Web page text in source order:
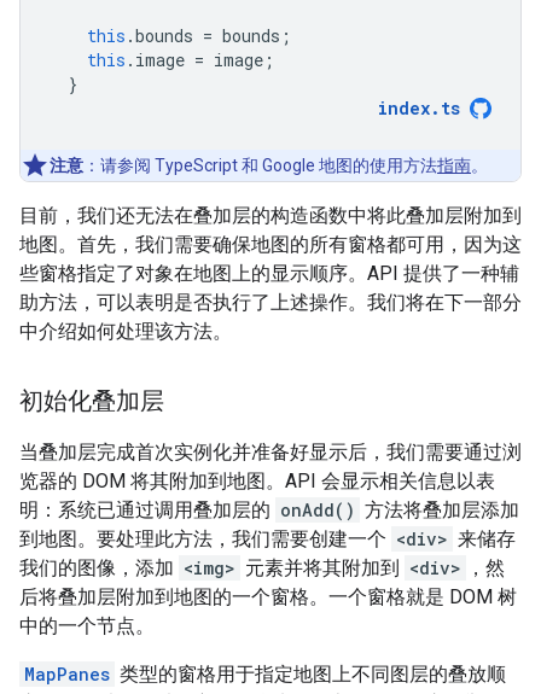
this .bounds = bounds ;
this . image = image ;
}
index. ts
注意 ：请参阅 TypeScript 和 Google 地图的使用方法指南。
目前，我们还无法在叠加层的构造函数中将此叠加层附加到
地图。首先，我们需要确保地图的所有窗格都可用，因为这
些窗格指定了对象在地图上的显示顺序。API 提供了一种辅
助方法，可以表明是否执行了上述操作。我们将在下一部分
中介绍如何处理该方法。
初始化叠加层
当叠加层完成首次实例化并准备好显示后，我们需要通过浏
览器的 DOM 将其附加到地图。API 会显示相关信息以表
明：系统已通过调用叠加层的 onAdd() 方法将叠加层添加
到地图。要处理此方法，我们需要创建一个 <div> 来储存
我们的图像，添加 <img> 元素并将其附加到 <div>
，然
后将叠加层附加到地图的一个窗格。一个窗格就是 DOM 树
中的一个节点。
MapPanes 类型的窗格用于指定地图上不同图层的叠放顺